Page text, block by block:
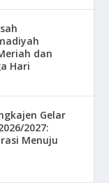
dan
Hari
Gelar
2027:
Menuju